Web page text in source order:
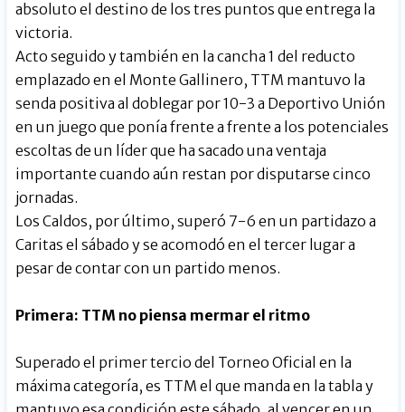
absoluto el destino de los tres puntos que entrega la
victoria.
Acto seguido y también en la cancha 1 del reducto
emplazado en el Monte Gallinero, TTM mantuvo la
senda positiva al doblegar por 10-3 a Deportivo Unión
en un juego que ponía frente a frente a los potenciales
escoltas de un líder que ha sacado una ventaja
importante cuando aún restan por disputarse cinco
jornadas.
Los Caldos, por último, superó 7-6 en un partidazo a
Caritas el sábado y se acomodó en el tercer lugar a
pesar de contar con un partido menos.
Primera: TTM no piensa mermar el ritmo
Superado el primer tercio del Torneo Oficial en la
máxima categoría, es TTM el que manda en la tabla y